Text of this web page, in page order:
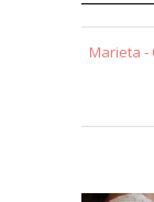
Marieta -